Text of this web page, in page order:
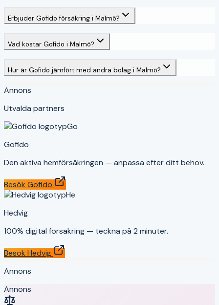
Erbjuder Gofido försäkring i Malmö?
Vad kostar Gofido i Malmö?
Hur är Gofido jämfört med andra bolag i Malmö?
Annons
Utvalda partners
Go
Gofido
Den aktiva hemförsäkringen — anpassa efter ditt behov.
Besök Gofido
He
Hedvig
100% digital försäkring — teckna på 2 minuter.
Besök Hedvig
Annons
Annons